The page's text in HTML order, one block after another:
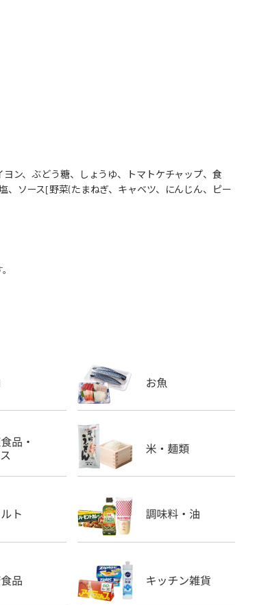
ン、ぶどう糖、しょうゆ、トマトケチャップ、食
ソース[野菜(たまねぎ、キャベツ、にんじん、ピー